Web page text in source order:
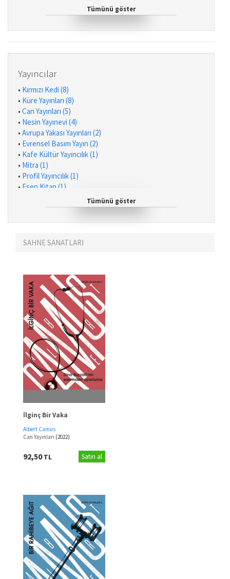
Sevim Gözay (1)
•Ulaş Işıklar (1)
Erkal Ünal (1)
• Chris Jones (1)
• Max Frisch (1)
• Aybala Hilal Yüksel (1)
• Ömer Lekesiz (1)
• Giorgio Vincenti (1)
• Ali Özuyar (1)
• Barış Saydam (1)
• Kolektif (1)
• Burçak Evren (1)
• Rıdvan Şentürk (1)
Andrew Zinnes (1)
•Şebnem Sunar (1)
Tümünü göster
Yayıncılar
• Kırmızı Kedi (8)
• Küre Yayınları (8)
• Can Yayınları (5)
• Nesin Yayınevi (4)
• Avrupa Yakası Yayınları (2)
• Evrensel Basım Yayın (2)
• Kafe Kültür Yayıncılık (1)
• Mitra (1)
• Profil Yayıncılık (1)
• Esen Kitap (1)
Encore (1)
Tümünü göster
SAHNE SANATLARI
İlginç Bir Vaka
Albert Camus
Can Yayınları (2022)
92,50TL Satın al